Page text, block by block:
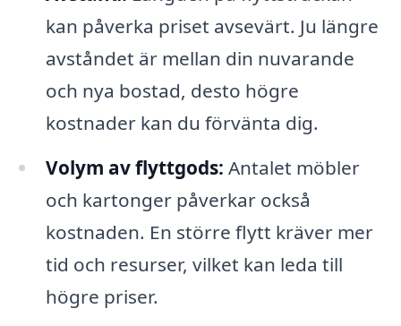
kan påverka priset avsevärt. Ju längre
avståndet är mellan din nuvarande
och nya bostad, desto högre
kostnader kan du förvänta dig.
Volym av flyttgods: Antalet möbler
och kartonger påverkar också
kostnaden. En större flytt kräver mer
tid och resurser, vilket kan leda till
högre priser.